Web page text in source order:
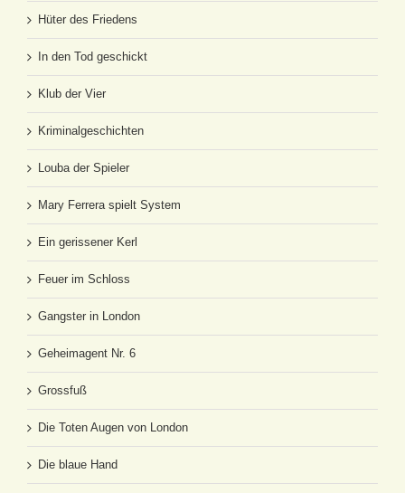
Hüter des Friedens
In den Tod geschickt
Klub der Vier
Kriminalgeschichten
Louba der Spieler
Mary Ferrera spielt System
Ein gerissener Kerl
Feuer im Schloss
Gangster in London
Geheimagent Nr. 6
Grossfuß
Die Toten Augen von London
Die blaue Hand